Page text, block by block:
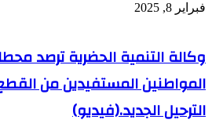
فبراير 8, 2025
وكالة التنمية الحضرية ترصد
المواطنين المستفيدين من
الترحيل الجديد.(فيديو)